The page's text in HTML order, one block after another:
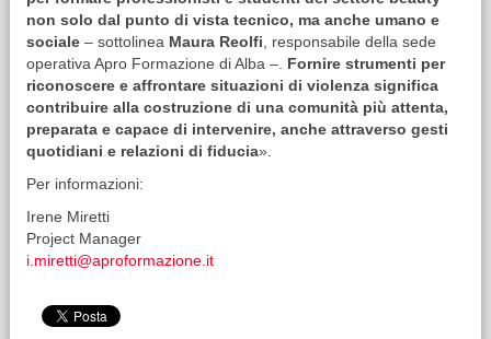
non solo dal punto di vista tecnico, ma anche umano e
sociale– sottolinea Maura Reolfi, responsabile della sede
operativa Apro Formazione di Alba –. Fornire strumenti per
riconoscere e affrontare situazioni di violenza significa
contribuire alla costruzione di una comunità più attenta,
preparata e capace di intervenire, anche attraverso gesti
quotidiani e relazioni di fiducia».
Per informazioni:
Irene Miretti
Project Manager
i.miretti@aproformazione.it